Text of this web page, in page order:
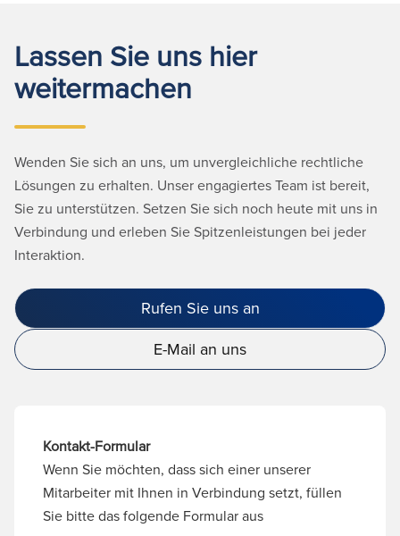
Lassen Sie uns hier
weitermachen
Wenden Sie sich an uns, um unvergleichliche rechtliche
Lösungen zu erhalten. Unser engagiertes Team ist bereit,
Sie zu unterstützen. Setzen Sie sich noch heute mit uns in
Verbindung und erleben Sie Spitzenleistungen bei jeder
Interaktion.
Rufen Sie uns an
E-Mail an uns
Kontakt-Formular
Wenn Sie möchten, dass sich einer unserer
Mitarbeiter mit Ihnen in Verbindung setzt, füllen
Sie bitte das folgende Formular aus